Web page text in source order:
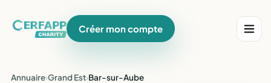
Créer mon compte
Annuaire›Grand Est›Bar-sur-Aube